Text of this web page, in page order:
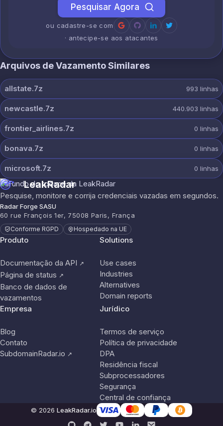
Pesquisar Agora
ou cadastre-se com
· antecipe-se aos atacantes
Arquivos de Vazamento Similares
allstate.7z 993 linhas
newcastle.7z 440.903 linhas
frontier_airlines.7z 0 linhas
bonava.7z 0 linhas
microsoft.7z 0 linhas
LeakRadar
Pesquise, monitore e corrija credenciais vazadas em segundos.
Radar Forge SASU
60 rue François 1er, 75008 Paris, França
Conforme RGPD Hospedado na UE
Produto
Documentação da API ↗
Página de status ↗
Banco de dados de
vazamentos
Solutions
Use cases
Industries
Alternatives
Domain reports
Empresa
Blog
Contato
SubdomainRadar.io ↗
Jurídico
Termos de serviço
Política de privacidade
DPA
Residência fiscal
Subprocessadores
Segurança
Central de confiança
© 2026 LeakRadar.io